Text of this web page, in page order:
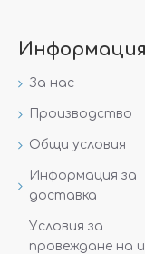
Информация
За нас
Производство
Общи условия
Информация за
доставка
Условия за
провеждане на